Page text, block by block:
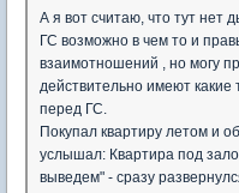
А я вот считаю, что тут нет
ГС возможно в чем то и
взаимотношений , но могу
действительно имеют
перед ГС.
Покупал квартиру летом и
услышал: Квартира под
выведем" - сразу